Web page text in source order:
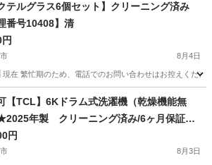
テルグラス6個セット】クリーニング済み
番号10408】清
8月4日
現在 繁忙期のため、電話でのお問い合わせはお控えくだ
カクテルグラス
【TCL】6Kドラム式洗濯機（乾燥機能無
年製 クリーニング済み/6ヶ月保証付
理番号10308】佐
円
8月3日